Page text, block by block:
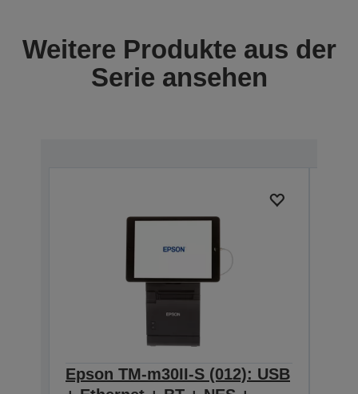
Weitere Produkte aus der
Serie ansehen
Epson TM-m30II-S (012): USB